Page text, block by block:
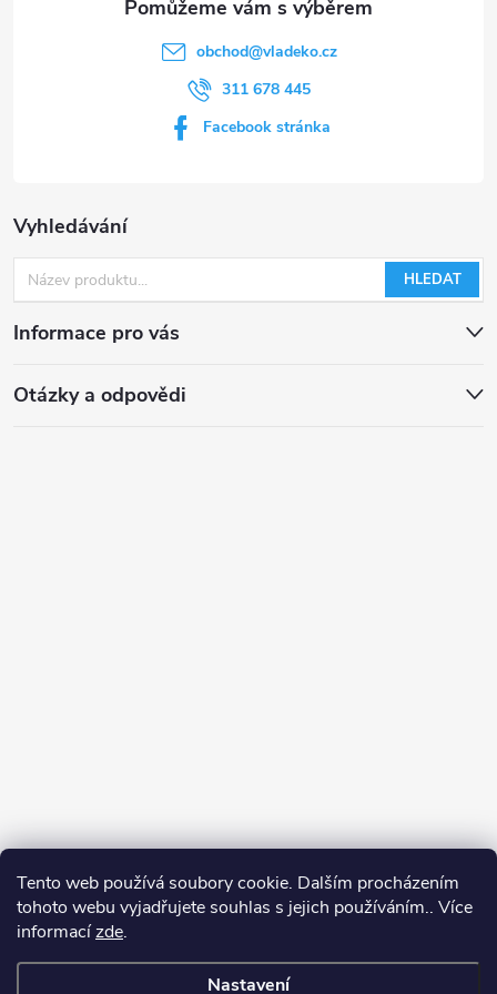
Tento web používá soubory cookie. Dalším procházením
tohoto webu vyjadřujete souhlas s jejich používáním.. Více
informacízde.
Nastavení
Vyhledávání
HLEDAT
Informace pro vás
Otázky a odpovědi
obchod@vladeko.cz
311 678 445
Facebook stránka
Spolupracujeme